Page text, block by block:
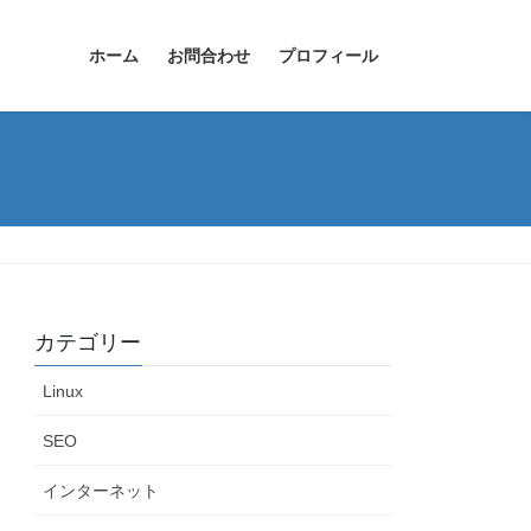
ホーム お問合わせ プロフィール
カテゴリー
Linux
SEO
インターネット